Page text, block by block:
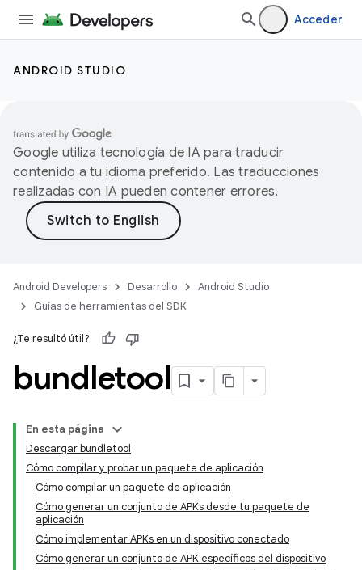
Acceder
ANDROID STUDIO
Google utiliza tecnología de IA para traducir
contenido a tu idioma preferido. Las traducciones
realizadas con IA pueden contener errores.
Android Developers Desarrollo
Android Studio
Guías de herramientas del SDK
¿Te resultó útil?
bundletool
En esta página
Descargar bundletool
Cómo compilar y probar un paquete de aplicación
Cómo compilar un paquete de aplicación
Cómo generar un conjunto de APKs desde tu paquete de
aplicación
Cómo implementar APKs en un dispositivo conectado
Cómo generar un conjunto de APK específicos del dispositivo